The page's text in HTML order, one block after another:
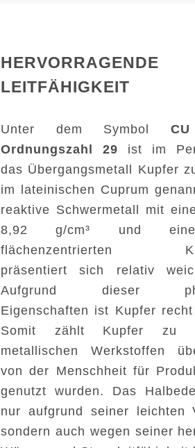
HERVORRAGENDE
LEITFÄHIGKEIT
Unter dem SymbolCU
Ordnungszahl 29 ist im
das Übergangsmetall Kupfer
im lateinischen Cuprum
reaktive Schwermetall mit
8,92 g/cm³ und
flächenzentrierten
präsentiert sich relativ
Aufgrund dieser
Eigenschaften ist Kupfer
Somit zählt Kupfer zu
metallischen Werkstoffen
von der Menschheit für
genutzt wurden. Das
nur aufgrund seiner leichten
sondern auch wegen seiner